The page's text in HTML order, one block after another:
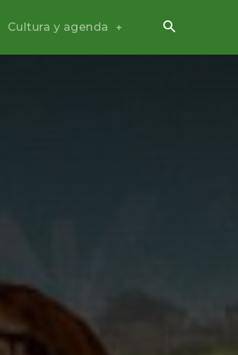
Cultura y agenda